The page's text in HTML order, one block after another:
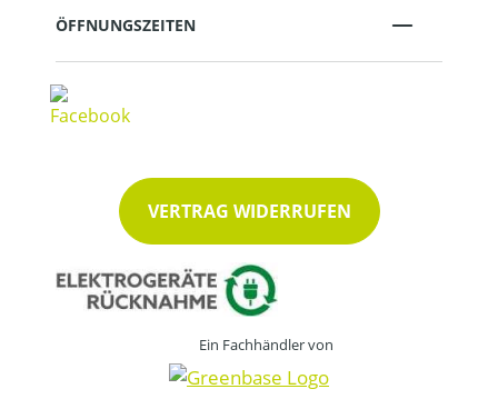
ÖFFNUNGSZEITEN
VERTRAG WIDERRUFEN
Ein Fachhändler von